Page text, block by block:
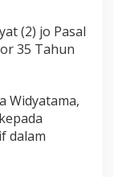
(2) jo Pasal
35 Tahun
Widyatama,
dalam